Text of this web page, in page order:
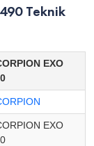
Teknik
EXO
EXO